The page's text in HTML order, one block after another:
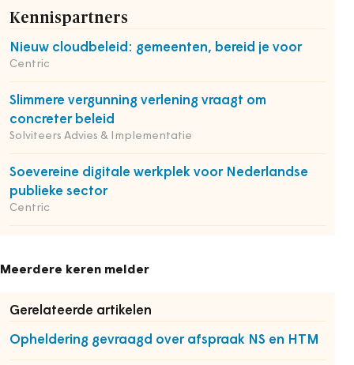
Kennispartners
Nieuw cloudbeleid: gemeenten, bereid je voor
Centric
Slimmere vergunning verlening vraagt om
concreter beleid
Solviteers Advies & Implementatie
Soevereine digitale werkplek voor Nederlandse
publieke sector
Centric
Meerdere keren melder
Gerelateerde artikelen
Opheldering gevraagd over afspraak NS en HTM